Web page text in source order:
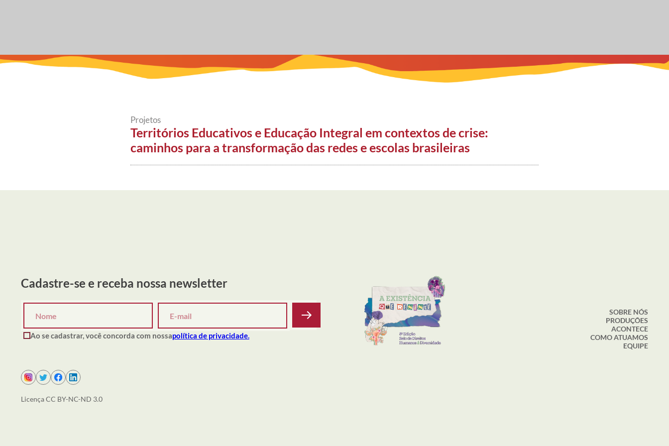
Projetos
Territórios Educativos e Educação Integral em contextos de crise:
caminhos para a transformação das redes e escolas brasileiras
Cadastre-se e receba nossa newsletter
Ao se cadastrar, você concorda com nossapolítica de privacidade.
Licença CC BY-NC-ND 3.0
SOBRE NÓS
PRODUÇÕES
ACONTECE
COMO ATUAMOS
EQUIPE